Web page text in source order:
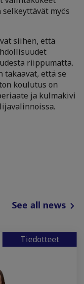
myös
siihen, että
riippumatta.
että se
koulutus on
ja kulmakivi
See all news
Tiedotteet